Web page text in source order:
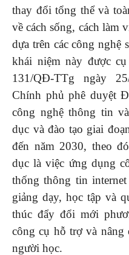
thay đổi tổng thể và
về cách sống, cách làm
dựa trên các công
khái niệm này được
131/QĐ-TTg ngày
Chính phủ phê duyệt
công nghệ thông tin
dục và đào tạo giai
đến năm 2030, theo
dục là việc ứng dụng
thống thông tin
giảng dạy, học tập và
thúc đẩy đổi mới
công cụ hỗ trợ và nâng
người học.